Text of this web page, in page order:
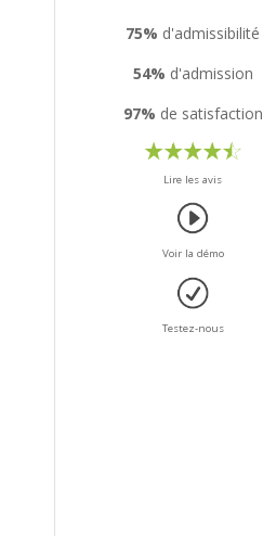
75% d'admissibilité
54% d'admission
97% de satisfaction
Lire les avis
Voir la démo
Testez-nous